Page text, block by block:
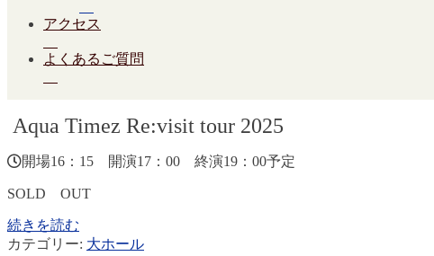
アクセス
よくあるご質問
Aqua Timez Re:visit tour 2025
チケット
Aqua Timez Re:visit tour 2025
開場16：15 開演17：00 終演19：00予定
SOLD OUT
続きを読む
カテゴリー: 大ホール